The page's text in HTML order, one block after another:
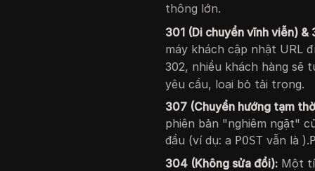
thông lớn.
301 (Di chuyển vĩnh viễn)
máy khách cập nhật URL
302, nhiều khách hàng sẽ
yêu cầu, loại bỏ tải trọng.
307 (Chuyển hướng tạm
phiên bản "nghiêm ngặt"
đầu (ví dụ: a POST vẫn là ).
304 (Không sửa đổi): Một